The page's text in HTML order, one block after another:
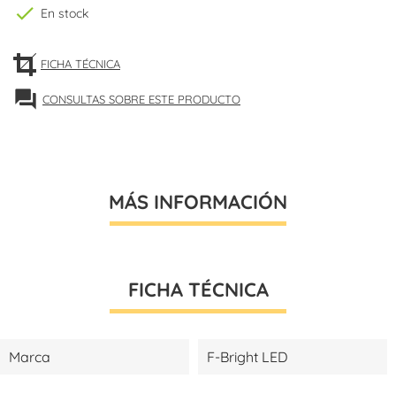
check En stock
FICHA TÉCNICA
forum CONSULTAS SOBRE ESTE PRODUCTO
MÁS INFORMACIÓN
FICHA TÉCNICA
Marca F-Bright LED